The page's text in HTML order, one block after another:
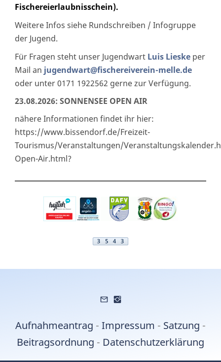
Fischereierlaubnisschein).
Weitere Infos siehe Rundschreiben / Infogruppe
der Jugend.
Für Fragen steht unser Jugendwart Luis Lieske per
Mail an jugendwart@fischereiverein-melle.de
oder unter 0171 1922562 gerne zur Verfügung.
23.08.2026: SONNENSEE OPEN AIR
nähere Informationen findet ihr hier:
https://www.bissendorf.de/Freizeit-
Tourismus/Veranstaltungen/
Open-Air.html?
Aufnahmeantrag - Impressum - Satzung -
Beitragsordnung - Datenschutzerklärung